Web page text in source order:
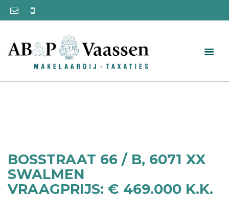
BOSSTRAAT 66 / B, 6071 XX
SWALMEN
VRAAGPRIJS: € 469.000 K.K.